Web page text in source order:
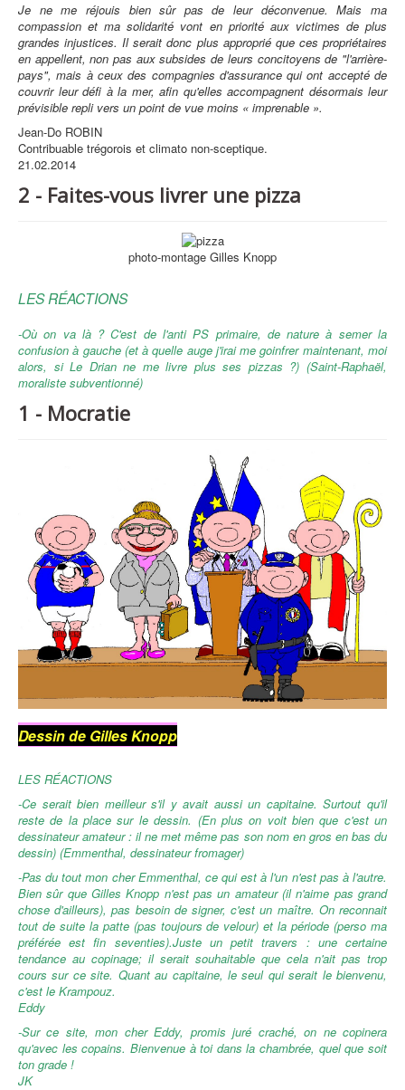
Je ne me réjouis bien sûr pas de leur déconvenue. Mais ma
compassion et ma solidarité vont en priorité aux victimes de plus
grandes injustices. Il serait donc plus approprié que ces propriétaires
en appellent, non pas aux subsides de leurs concitoyens de "l'arrière-
pays", mais à ceux des compagnies d'assurance qui ont accepté de
couvrir leur défi à la mer, afin qu'elles accompagnent désormais leur
prévisible repli vers un point de vue moins « imprenable ».
Jean-Do ROBIN
Contribuable trégorois et climato non-sceptique.
21.02.2014
2 - Faites-vous livrer une pizza
photo-montage Gilles Knopp
LES RÉACTIONS
-Où on va là ? C'est de l'anti PS primaire, de nature à semer la
confusion à gauche (et à quelle auge j'irai me goinfrer maintenant, moi
alors, si Le Drian ne me livre plus ses pizzas ?) (Saint-Raphaël,
moraliste subventionné)
1 - Mocratie
Dessin de Gilles Knopp
LES RÉACTIONS
-Ce serait bien meilleur s'il y avait aussi un capitaine. Surtout qu'il
reste de la place sur le dessin. (En plus on voit bien que c'est un
dessinateur amateur : il ne met même pas son nom en gros en bas du
dessin) (Emmenthal, dessinateur fromager)
-Pas du tout mon cher Emmenthal, ce qui est à l'un n'est pas à l'autre.
Bien sûr que Gilles Knopp n'est pas un amateur (il n'aime pas grand
chose d'ailleurs), pas besoin de signer, c'est un maître. On reconnait
tout de suite la patte (pas toujours de velour) et la période (perso ma
préférée est fin seventies).Juste un petit travers : une certaine
tendance au copinage; il serait souhaitable que cela n'ait pas trop
cours sur ce site. Quant au capitaine, le seul qui serait le bienvenu,
c'est le Krampouz.
Eddy
-Sur ce site, mon cher Eddy, promis juré craché, on ne copinera
qu'avec les copains. Bienvenue à toi dans la chambrée, quel que soit
ton grade !
JK